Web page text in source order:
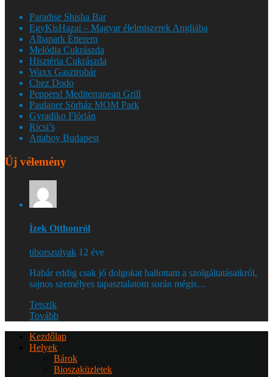
Paradise Shisha Bar
EgyKisHazai – Magyar élelmiszerek Angliába
Albapark Étterem
Melódia Cukrászda
Hisztéria Cukrászda
Waxx Gasztrobár
Chez Dodo
Peppers! Mediterranean Grill
Paulaner Sörház MOM Park
Gyradiko Flórián
Ricsi’s
Attaboy Budapest
Új vélemény
Ízek Otthonról
tiborszulyak 12 éve
Habár eddig csak jó dolgokat hallottam a szolgáltatásaikról,
sajnos személyes tapasztalatom során mégis…
Tetszik
Tovább
Kezdőlap
Helyek
Bárok
Bioszaküzletek